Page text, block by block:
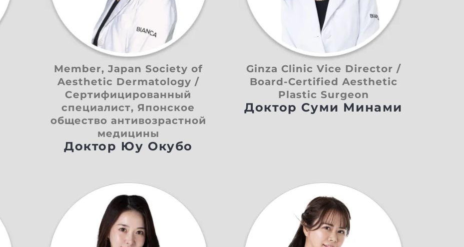
Member, Japan Society of
Aesthetic Dermatology /
Сертифицированный
специалист, Японское
общество антивозрастной
медицины
Доктор Юу Окубо
Ginza Clinic Vice Director /
Board-Certified Aesthetic
Plastic Surgeon
Доктор Суми Минами